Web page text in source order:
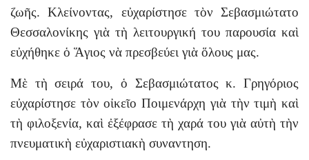
ζωῆς. Κλείνοντας, εὐχαρίστησε τὸν Σεβασμιώτατο
Θεσσαλονίκης γιὰ τὴ λειτουργική του παρουσία καὶ
εὐχήθηκε ὁ Ἅγιος νὰ πρεσβεύει γιὰ ὅλους μας.
Μὲ τὴ σειρά του, ὁ Σεβασμιώτατος κ. Γρηγόριος
εὐχαρίστησε τὸν οἰκεῖο Ποιμενάρχη γιὰ τὴν τιμὴ καὶ
τὴ φιλοξενία, καὶ ἐξέφρασε τὴ χαρά του γιὰ αὐτὴ τὴν
πνευματικὴ εὐχαριστιακὴ συναντηση.